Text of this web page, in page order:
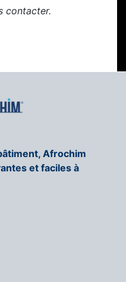
contacter.
Afrochim
et faciles à